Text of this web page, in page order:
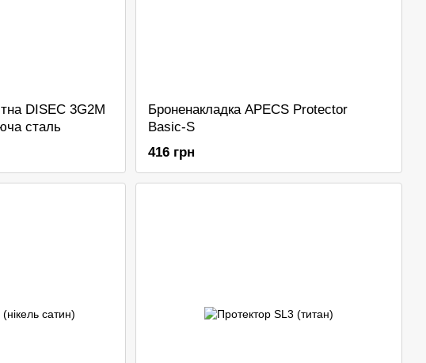
DISEC 3G2M
сталь
Броненакладка APECS Protector
Basic-S
416 грн